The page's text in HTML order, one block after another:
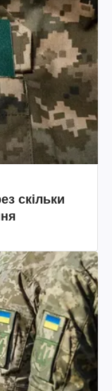
скільки